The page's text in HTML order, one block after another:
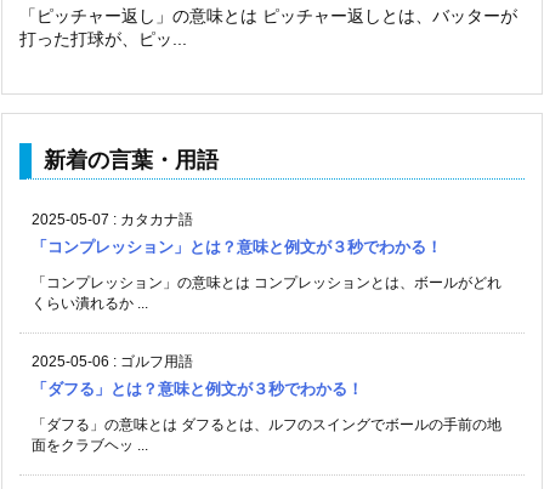
「ピッチャー返し」の意味とは ピッチャー返しとは、バッターが
打った打球が、ピッ...
新着の言葉・用語
2025-05-07 : カタカナ語
「コンプレッション」とは？意味と例文が３秒でわかる！
「コンプレッション」の意味とは コンプレッションとは、ボールがどれ
くらい潰れるか ...
2025-05-06 : ゴルフ用語
「ダフる」とは？意味と例文が３秒でわかる！
「ダフる」の意味とは ダフるとは、ルフのスイングでボールの手前の地
面をクラブヘッ ...